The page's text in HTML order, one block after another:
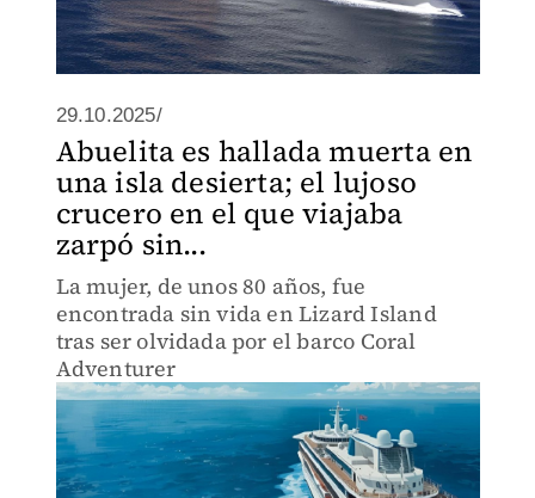
29.10.2025/
Abuelita es hallada muerta en
una isla desierta; el lujoso
crucero en el que viajaba
zarpó sin...
La mujer, de unos 80 años, fue
encontrada sin vida en Lizard Island
tras ser olvidada por el barco Coral
Adventurer